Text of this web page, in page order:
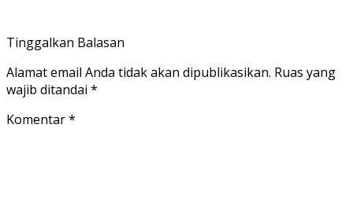
Tinggalkan Balasan
Alamat email Anda tidak akan dipublikasikan. Ruas yang
wajib ditandai *
Komentar*